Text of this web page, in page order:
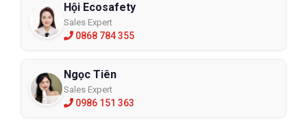
Hội Ecosafety
Sales Expert
0868 784 355
Ngọc Tiên
Sales Expert
0986 151 363